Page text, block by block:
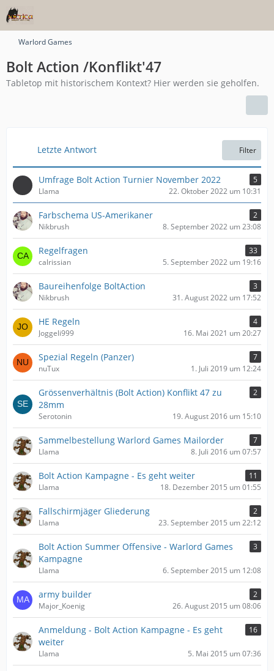
Warlord Games
Bolt Action /Konflikt'47
Tabletop mit historischem Kontext? Hier werden sie geholfen.
Letzte Antwort Filter
Umfrage Bolt Action Turnier November 2022
5
Llama
22. Oktober 2022 um 10:31
Farbschema US-Amerikaner
2
Nikbrush
8. September 2022 um 23:08
Regelfragen
33
calrissian
5. September 2022 um 19:16
Baureihenfolge BoltAction
3
Nikbrush
31. August 2022 um 17:52
HE Regeln
4
Joggeli999
16. Mai 2021 um 20:27
Spezial Regeln (Panzer)
7
nuTux
1. Juli 2019 um 12:24
Grössenverhältnis (Bolt Action) Konflikt 47 zu
28mm
2
Serotonin 19. August 2016 um 15:10
Sammelbestellung Warlord Games Mailorder
7
Llama
8. Juli 2016 um 07:57
Bolt Action Kampagne - Es geht weiter
11
Llama
18. Dezember 2015 um 01:55
Fallschirmjäger Gliederung
2
Llama
23. September 2015 um 22:12
Bolt Action Summer Offensive - Warlord Games
Kampagne
3
Llama 6. September 2015 um 12:08
army builder
2
Major_Koenig
26. August 2015 um 08:06
Anmeldung - Bolt Action Kampagne - Es geht
weiter
16
Llama 5. Mai 2015 um 07:36